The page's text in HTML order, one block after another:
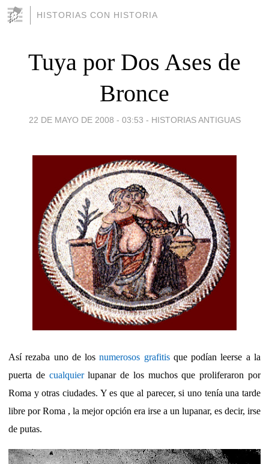
HISTORIAS CON HISTORIA
Tuya por Dos Ases de
Bronce
22 DE MAYO DE 2008 - 03:53 - HISTORIAS ANTIGUAS
Así rezaba uno de losnumerosos grafitisque podían leerse a la
puerta de cualquierlupanar de los muchos que proliferaron por
Roma y otras ciudades. Y es que al parecer, si uno tenía una tarde
libre por Roma , la mejor opción era irse a un lupanar, es decir, irse
de putas.